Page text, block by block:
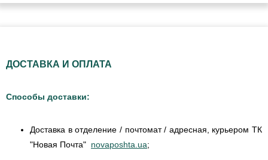
ДОСТАВКА И ОПЛАТА
Способы доставки:
Доставка в отделение / почтомат / адресная, курьером ТК
"Новая Почта" novaposhta.ua;